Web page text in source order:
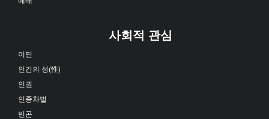
사회적 관심
이민
인간의 성(性)
인권
인종차별
빈곤